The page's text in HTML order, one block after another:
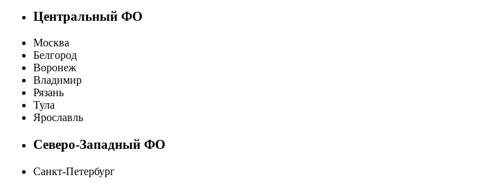
Центральный ФО
Москва
Белгород
Воронеж
Владимир
Рязань
Тула
Ярославль
Северо-Западный ФО
Санкт-Петербург